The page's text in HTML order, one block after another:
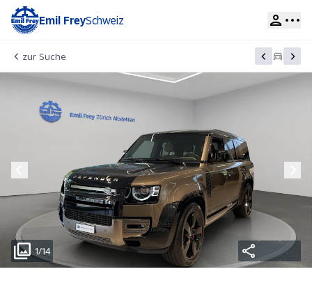
Emil FreySchweiz
zur Suche
1/14